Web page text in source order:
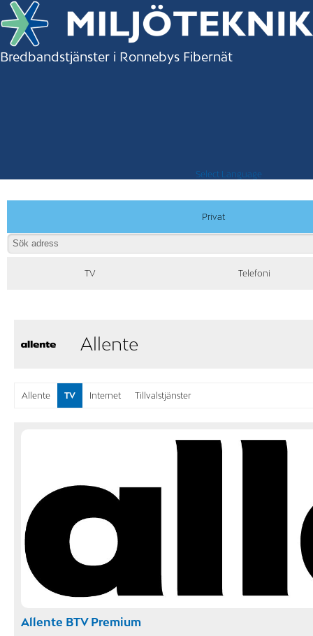
Bredbandstjänster i Ronnebys Fibernät
Select Language
Privat
TV Telefoni
Allente
Allente TV Internet Tillvalstjänster
Allente BTV Premium